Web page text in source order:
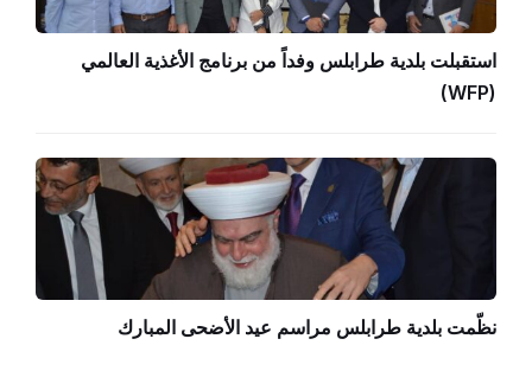
استقبلت بلدية طرابلس وفداً من برنامج الأغذية العالمي
(WFP)
نظّمت بلدية طرابلس مراسم عيد الأضحى المبارك